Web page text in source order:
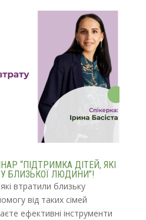
“ПІДТРИМКА ДІТЕЙ, ЯКІ
БЛИЗЬКОЇ ЛЮДИНИ”!
втратили близьку
від таких сімей
ефективні інструменти